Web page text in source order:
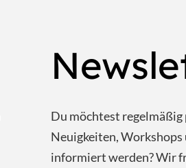
Du möchtest
Neuigkeiten,
informiert werden? Wir